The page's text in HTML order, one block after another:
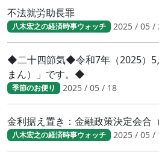
不法就労助長罪
八木宏之の経済時事ウォッチ 2025 / 05 /
◆二十四節気◆令和7年（2025）5
まん）」です。◆
季節のお便り 2025 / 05 / 18
金利据え置き：金融政策決定会合（
八木宏之の経済時事ウォッチ 2025 / 05 /